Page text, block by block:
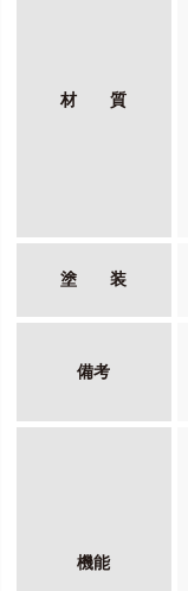
材 質
塗 装
備考
機能